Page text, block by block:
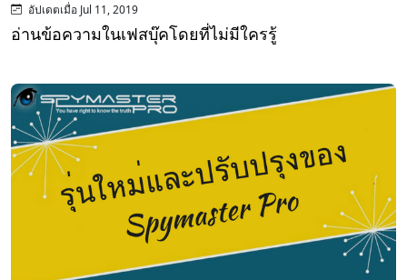
อัปเดตเมื่อ Jul 11, 2019
อ่านข้อความในเฟสบุ๊คโดยที่ไม่มีใครรู้